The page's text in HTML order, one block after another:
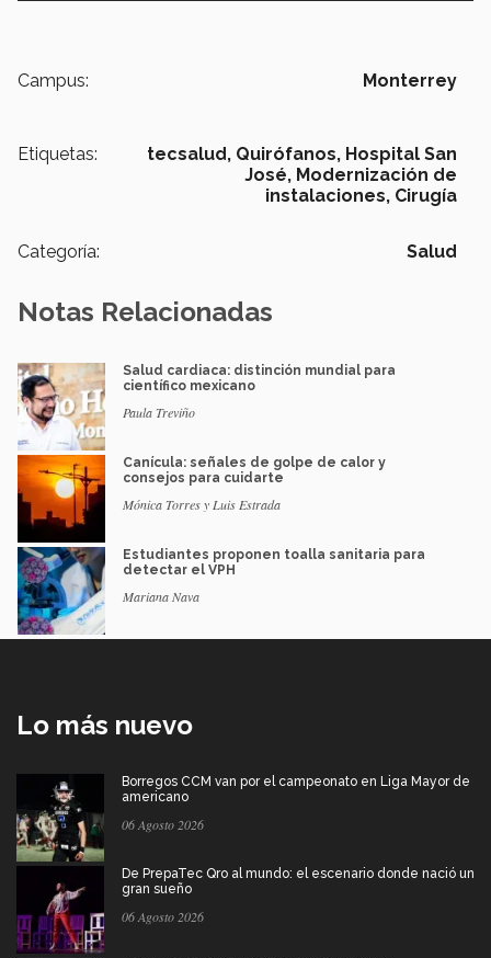
Campus: Monterrey
Etiquetas: tecsalud, Quirófanos, Hospital San
José, Modernización de
instalaciones, Cirugía
Categoría: Salud
Notas Relacionadas
Salud cardiaca: distinción mundial para
científico mexicano
Paula Treviño
Canícula: señales de golpe de calor y
consejos para cuidarte
Mónica Torres y Luis Estrada
Estudiantes proponen toalla sanitaria para
detectar el VPH
Mariana Nava
Lo más nuevo
Borregos CCM van por el campeonato en Liga Mayor de
americano
06 Agosto 2026
De PrepaTec Qro al mundo: el escenario donde nació un
gran sueño
06 Agosto 2026